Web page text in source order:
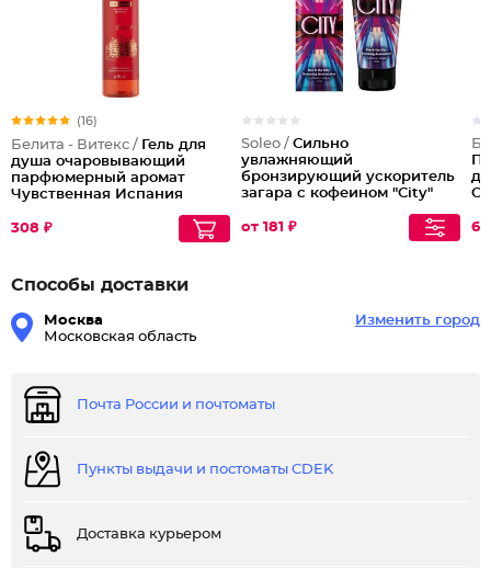
(16)
Белита - Витекс / Гель для
душа очаровывающий
парфюмерный аромат
Чувственная Испания
308 ₽
Soleo / Сильно
увлажняющий
бронзирующий ускоритель
загара с кофеином "City"
от 181 ₽
Способы доставки
Москва
Московская область
Изменить город
Почта России и почтоматы
Пункты выдачи и постоматы CDEK
Доставка курьером